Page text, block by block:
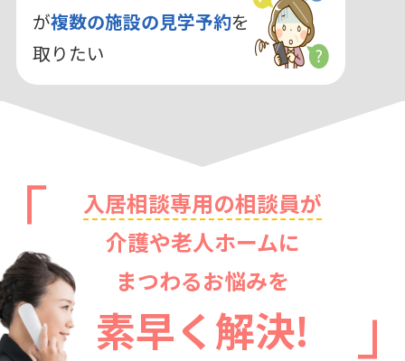
が複数の施設の見学予約を
取りたい
入居相談専用の相談員が
介護や老人ホームに
まつわるお悩みを
素早く解決!